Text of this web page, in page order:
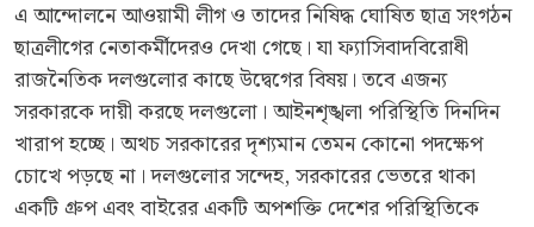
এ আন্দোলনে আওয়ামী লীগ ও তাদের নিষিদ্ধ ঘোষিত ছাত্র সংগঠন
ছাত্রলীগের নেতাকর্মীদেরও দেখা গেছে। যা ফ্যাসিবাদবিরোধী
রাজনৈতিক দলগুলোর কাছে উদ্বেগের বিষয়। তবে এজন্য
সরকারকে দায়ী করছে দলগুলো। আইনশৃঙ্খলা পরিস্থিতি দিনদিন
খারাপ হচ্ছে। অথচ সরকারের দৃশ্যমান তেমন কোনো পদক্ষেপ
চোখে পড়ছে না। দলগুলোর সন্দেহ, সরকারের ভেতরে থাকা
একটি গ্রুপ এবং বাইরের একটি অপশক্তি দেশের পরিস্থিতিকে